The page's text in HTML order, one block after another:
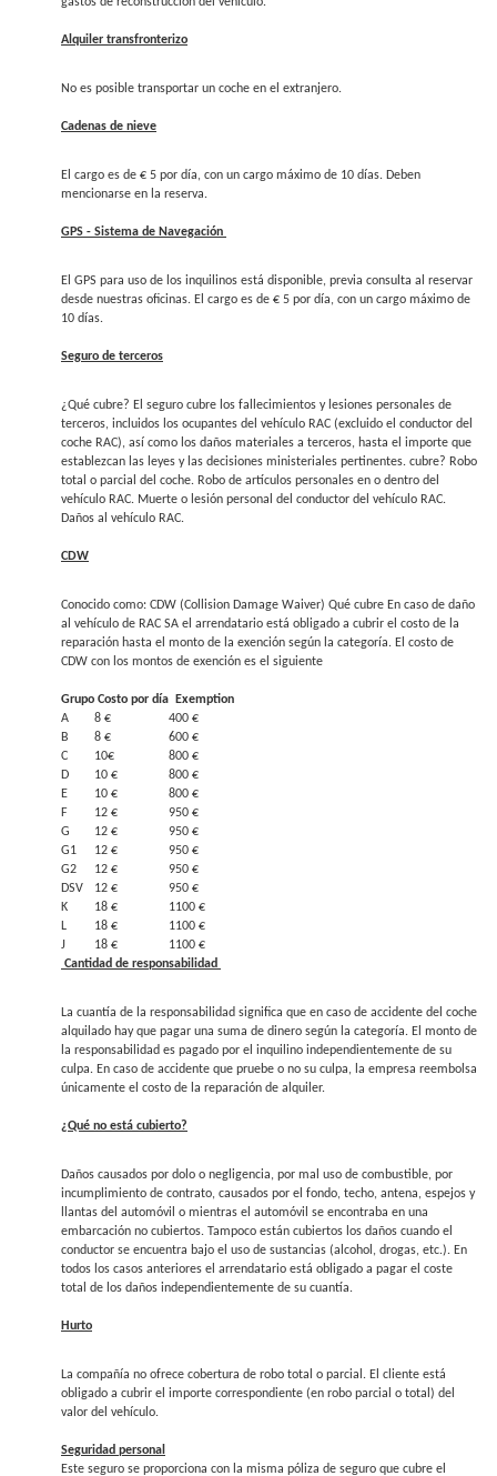
Alquiler transfronterizo
No es posible transportar un coche en el extranjero.
Cadenas de nieve
El cargo es de € 5 por día, con un cargo máximo de 10 días. Deben
mencionarse en la reserva.
GPS - Sistema de Navegación
El GPS para uso de los inquilinos está disponible, previa consulta al reservar
desde nuestras oficinas. El cargo es de € 5 por día, con un cargo máximo de
10 días.
Seguro de terceros
¿Qué cubre? El seguro cubre los fallecimientos y lesiones personales de
terceros, incluidos los ocupantes del vehículo RAC (excluido el conductor del
coche RAC), así como los daños materiales a terceros, hasta el importe que
establezcan las leyes y las decisiones ministeriales pertinentes. cubre? Robo
total o parcial del coche. Robo de artículos personales en o dentro del
vehículo RAC. Muerte o lesión personal del conductor del vehículo RAC.
Daños al vehículo RAC.
CDW
Conocido como: CDW (Collision Damage Waiver) Qué cubre En caso de daño
al vehículo de RAC SA el arrendatario está obligado a cubrir el costo de la
reparación hasta el monto de la exención según la categoría. El costo de
CDW con los montos de exención es el siguiente
Grupo Costo por día Exemption
A
8 €
400 €
B
8 €
600 €
C
10€
800 €
D
10 €
800 €
E
10 €
800 €
F
12 €
950 €
G
12 €
950 €
G1
12 €
950 €
G2
12 €
950 €
DSV
12 €
950 €
K
18 €
1100 €
L
18 €
1100 €
J
18 €
1100 €
Cantidad de responsabilidad
La cuantía de la responsabilidad significa que en caso de accidente del coche
alquilado hay que pagar una suma de dinero según la categoría. El monto de
la responsabilidad es pagado por el inquilino independientemente de su
culpa. En caso de accidente que pruebe o no su culpa, la empresa reembolsa
únicamente el costo de la reparación de alquiler.
¿Qué no está cubierto?
Daños causados ​​por dolo o negligencia, por mal uso de combustible, por
incumplimiento de contrato, causados ​​por el fondo, techo, antena, espejos y
llantas del automóvil o mientras el automóvil se encontraba en una
embarcación no cubiertos. Tampoco están cubiertos los daños cuando el
conductor se encuentra bajo el uso de sustancias (alcohol, drogas, etc.). En
todos los casos anteriores el arrendatario está obligado a pagar el coste
total de los daños independientemente de su cuantía.
Hurto
La compañía no ofrece cobertura de robo total o parcial. El cliente está
obligado a cubrir el importe correspondiente (en robo parcial o total) del
valor del vehículo.
Seguridad personal
Este seguro se proporciona con la misma póliza de seguro que cubre el